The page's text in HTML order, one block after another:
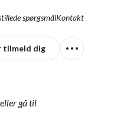
spørgsmålKontakt
tilmeld dig
eller gå til